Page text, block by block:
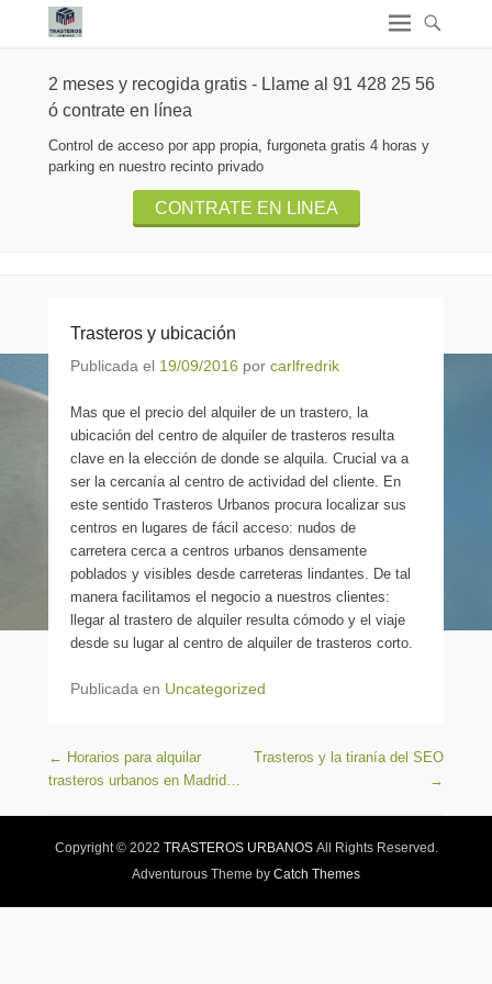
2 meses y recogida gratis - Llame al 91 428 25 56
ó contrate en línea
Control de acceso por app propia, furgoneta gratis 4 horas y
parking en nuestro recinto privado
CONTRATE EN LINEA
Trasteros y ubicación
Publicada el 19/09/2016 por carlfredrik
Mas que el precio del alquiler de un trastero, la
ubicación del centro de alquiler de trasteros resulta
clave en la elección de donde se alquila. Crucial va a
ser la cercanía al centro de actividad del cliente. En
este sentido Trasteros Urbanos procura localizar sus
centros en lugares de fácil acceso: nudos de
carretera cerca a centros urbanos densamente
poblados y visibles desde carreteras lindantes. De tal
manera facilitamos el negocio a nuestros clientes:
llegar al trastero de alquiler resulta cómodo y el viaje
desde su lugar al centro de alquiler de trasteros corto.
Publicada en Uncategorized
Navegación de entradas
← Horarios para alquilar
trasteros urbanos en Madrid…
Trasteros y la tiranía del SEO
→
Copyright © 2022 TRASTEROS URBANOSAll Rights Reserved.
Adventurous Theme by Catch Themes